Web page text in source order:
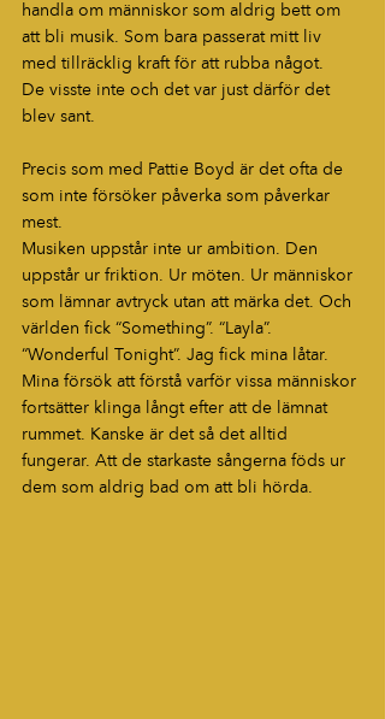
handla om människor som aldrig bett om
att bli musik. Som bara passerat mitt liv
med tillräcklig kraft för att rubba något.
De visste inte och det var just därför det
blev sant.
Precis som med Pattie Boyd är det ofta de
som inte försöker påverka som påverkar
mest.
Musiken uppstår inte ur ambition. Den
uppstår ur friktion. Ur möten. Ur människor
som lämnar avtryck utan att märka det. Och
världen fick “Something”. “Layla”.
“Wonderful Tonight”. Jag fick mina låtar.
Mina försök att förstå varför vissa människor
fortsätter klinga långt efter att de lämnat
rummet. Kanske är det så det alltid
fungerar. Att de starkaste sångerna föds ur
dem som aldrig bad om att bli hörda.